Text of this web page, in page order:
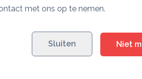
met ons op te nemen.
Sluiten Niet